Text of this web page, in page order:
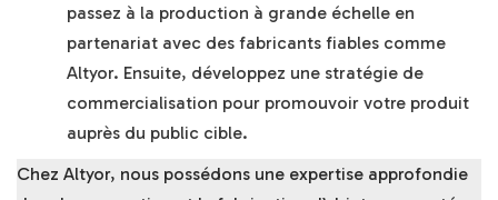
passez à la production à grande échelle en
partenariat avec des fabricants fiables comme
Altyor. Ensuite, développez une stratégie de
commercialisation pour promouvoir votre produit
auprès du public cible.
Chez Altyor, nous possédons une expertise approfondie